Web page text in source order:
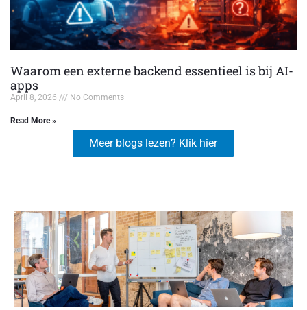
Waarom een externe backend essentieel is bij AI-
apps
April 8, 2026 No Comments
Read More »
Meer blogs lezen? Klik hier